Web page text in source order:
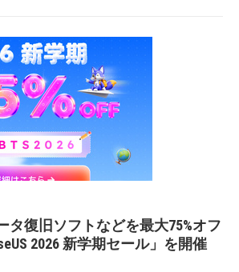
タ復旧ソフトなどを最大75%オフ
2026 新学期セール」を開催